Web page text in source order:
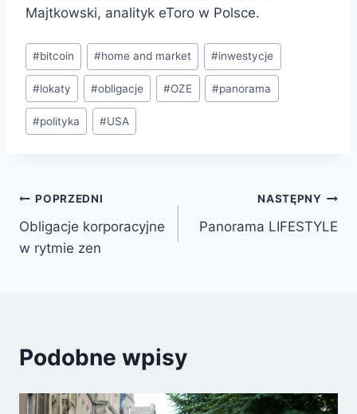
Majtkowski, analityk eToro w Polsce.
#bitcoin #home and market #inwestycje
#lokaty #obligacje #OZE #panorama
#polityka #USA
POPRZEDNI
Obligacje korporacyjne
w rytmie zen
NASTĘPNY
Panorama LIFESTYLE
Podobne wpisy